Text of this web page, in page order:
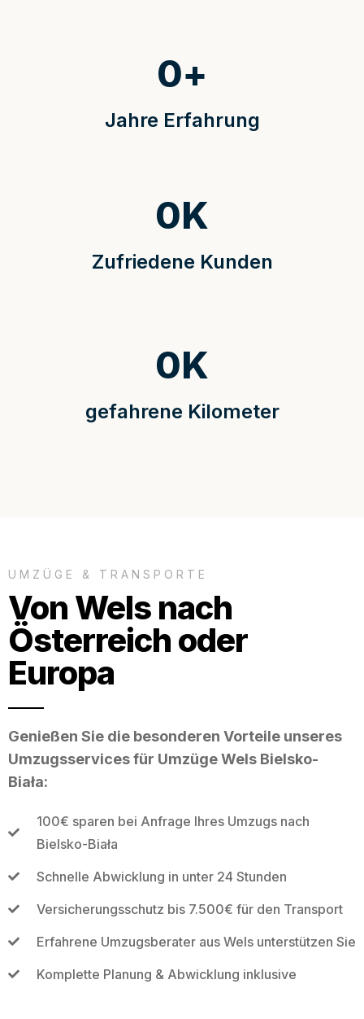
Jahre Erfahrung
0+
Zufriedene Kunden
0K
gefahrene Kilometer
0K
UMZÜGE & TRANSPORTE
Von Wels nach
Österreich oder
Europa
Genießen Sie die besonderen Vorteile unseres
Umzugsservices für Umzüge Wels Bielsko-
Biała:
100€ sparen bei Anfrage Ihres Umzugs nach
Bielsko-Biała
Schnelle Abwicklung in unter 24 Stunden
Versicherungsschutz bis 7.500€ für den Transport
Erfahrene Umzugsberater aus Wels unterstützen Sie
Komplette Planung & Abwicklung inklusive